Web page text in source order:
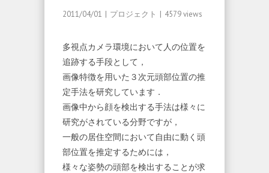
2011/04/01 | プロジェクト | 4579 views
多視点カメラ環境において人の位置を
追跡する手段として，
画像特徴を用いた３次元頭部位置の推
定手法を研究しています．
画像中から顔を検出する手法は様々に
研究がされている分野ですが，
一般の居住空間において自由に動く頭
部位置を推定するためには，
様々な姿勢の頭部を検出することが求